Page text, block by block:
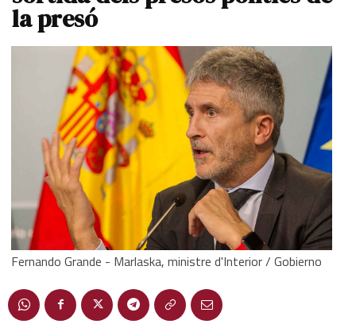
la presó
Fernando Grande - Marlaska, ministre d'Interior / Gobierno